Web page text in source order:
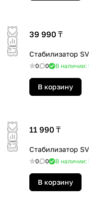
39 990 ₸
Стабилизатор
0 0 В наличии:
В корзину
11 990 ₸
Стабилизатор
0 0 В наличии:
В корзину